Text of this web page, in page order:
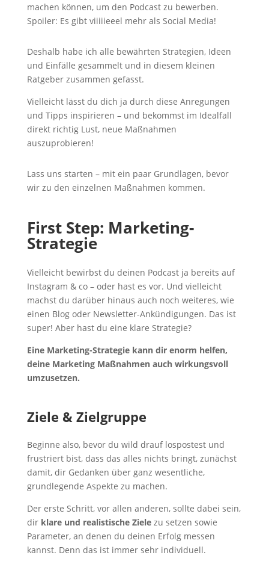
machen können, um den Podcast zu bewerben.
Spoiler: Es gibt viiiiieeel mehr als Social Media!
Deshalb habe ich alle bewährten Strategien, Ideen
und Einfälle gesammelt und in diesem kleinen
Ratgeber zusammen gefasst.
Vielleicht lässt du dich ja durch diese Anregungen
und Tipps inspirieren – und bekommst im Idealfall
direkt richtig Lust, neue Maßnahmen
auszuprobieren!
Lass uns starten – mit ein paar Grundlagen, bevor
wir zu den einzelnen Maßnahmen kommen.
First Step: Marketing-
Strategie
Vielleicht bewirbst du deinen Podcast ja bereits auf
Instagram & co – oder hast es vor. Und vielleicht
machst du darüber hinaus auch noch weiteres, wie
einen Blog oder Newsletter-Ankündigungen. Das ist
super! Aber hast du eine klare Strategie?
Eine Marketing-Strategie kann dir enorm helfen,
deine Marketing Maßnahmen auch wirkungsvoll
umzusetzen.
Ziele & Zielgruppe
Beginne also, bevor du wild drauf lospostest und
frustriert bist, dass das alles nichts bringt, zunächst
damit, dir Gedanken über ganz wesentliche,
grundlegende Aspekte zu machen.
Der erste Schritt, vor allen anderen, sollte dabei sein,
dirklare und realistische Ziele zu setzen sowie
Parameter, an denen du deinen Erfolg messen
kannst. Denn das ist immer sehr individuell.